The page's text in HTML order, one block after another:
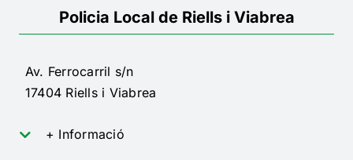
Policia Local de Riells i Viabrea
Av. Ferrocarril s/n
17404 Riells i Viabrea
+ Informació